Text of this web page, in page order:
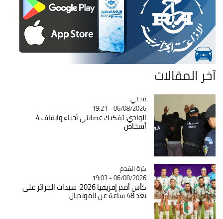
آخر المقالات
Catégorie
محلي
06/08/2026 - 19:21
الوادي: تفكيك عصابتي أحياء وايقاف 4
أشخاص
Catégorie
كرة القدم
06/08/2026 - 19:03
كأس أمم إفريقيا 2026: سيدات الجزائر على
بعد 48 ساعة عن المونديال